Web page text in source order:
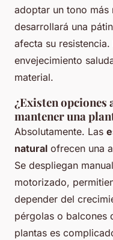
adoptar un tono más
desarrollará una
afecta su
envejecimiento
material.
¿Existen opciones
mantener una
Absolutamente. Las
natural ofrecen una
Se despliegan
motorizado,
depender del
pérgolas o balcones
plantas es